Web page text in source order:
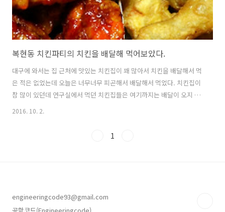
복현동 치킨파티의 치킨을 배달해 먹어보았다.
대구에 와서는 집 근처에 맛있는 치킨집이 꽤 많아서 치킨을 배달해서 먹
은 적은 없었는데 오늘은 너무너무 피곤해서 배달해서 먹었다. 치킨집이
참 많이 있던데 연구실에서 먹던 치킨집들은 여기까지는 배달이 오지 않
는지 목록에 없어서 새로운 치킨집을 골라서 주문해보았다. 양념과 후라
런지 아주 따끈따끈하게 왔었다. 내가 가장 좋아하는 후라이드 치킨이다.
2016. 10. 2.
1
engineeringcode93@gmail.com